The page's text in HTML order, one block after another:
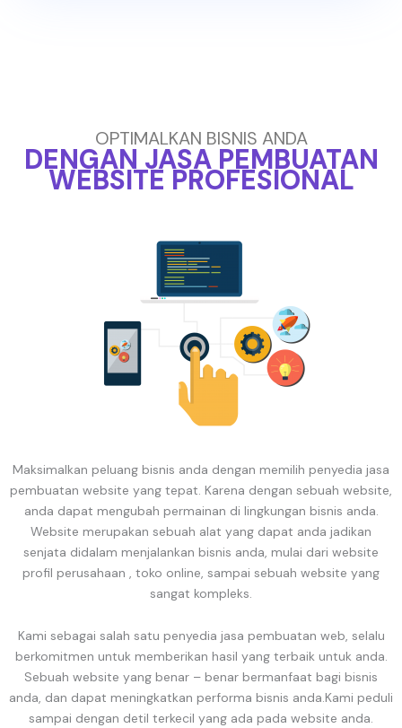
OPTIMALKAN BISNIS ANDA
DENGAN JASA PEMBUATAN
WEBSITE PROFESIONAL
Maksimalkan peluang bisnis anda dengan memilih penyedia jasa
pembuatan website yang tepat. Karena dengan sebuah website,
anda dapat mengubah permainan di lingkungan bisnis anda.
Website merupakan sebuah alat yang dapat anda jadikan
senjata didalam menjalankan bisnis anda, mulai dari website
profil perusahaan , toko online, sampai sebuah website yang
sangat kompleks.
Kami sebagai salah satu penyedia jasa pembuatan web, selalu
berkomitmen untuk memberikan hasil yang terbaik untuk anda.
Sebuah website yang benar – benar bermanfaat bagi bisnis
anda, dan dapat meningkatkan performa bisnis anda.Kami peduli
sampai dengan detil terkecil yang ada pada website anda.